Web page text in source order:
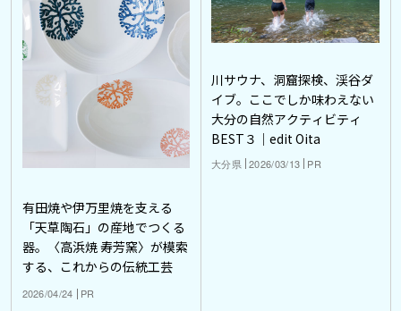
有田焼や伊万里焼を支える
「天草陶石」の産地でつくる
器。〈高浜焼 寿芳窯〉が模索
する、これからの伝統工芸
2026/04/24 PR
川サウナ、洞窟探検、渓谷ダ
イブ。ここでしか味わえない
大分の自然アクティビティ
BEST３｜edit Oita
大分県 2026/03/13 PR